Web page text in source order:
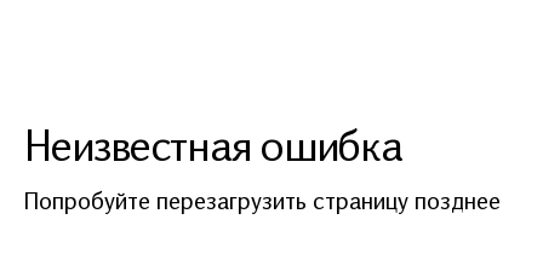
Неизвестная ошибка
Попробуйте перезагрузить страницу позднее